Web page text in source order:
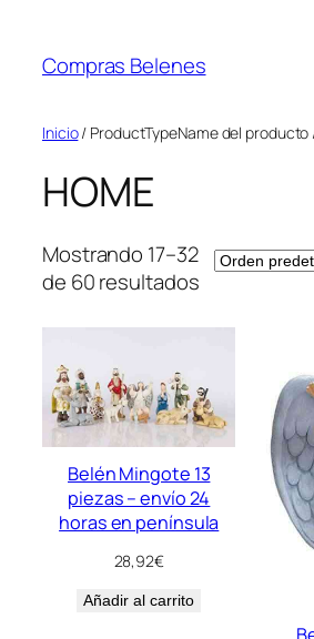
contenido
Compras Belenes
Inicio/ ProductTypeName del producto
HOME
Mostrando 17–32
de 60 resultados
Belén Mingote 13
piezas – envío 24
horas en península
28,92€
Añadir al carrito